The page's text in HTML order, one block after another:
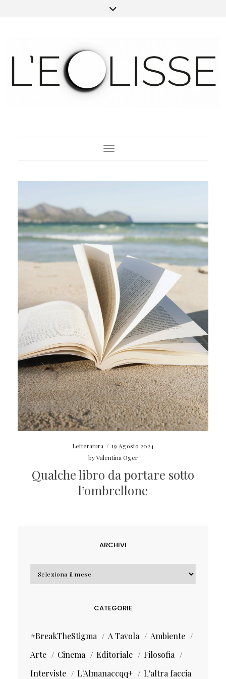
Toggle Navigation
Letteratura / 19 Agosto 2024
byValentina Oger
Qualche libro da portare sotto
l’ombrellone
ARCHIVI
CATEGORIE
#BreakTheStigma A Tavola
Ambiente
Arte
Cinema Editoriale
Filosofia
Interviste
L'Almanaccqq+
L'altra faccia